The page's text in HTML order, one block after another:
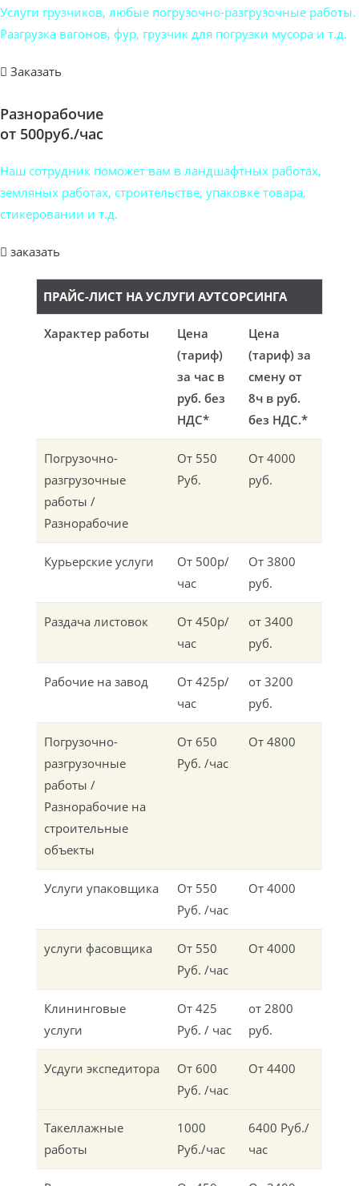
Услуги грузчиков, любые погрузочно-разгрузочные работы.
Разгрузка вагонов, фур, грузчик для погрузки мусора и т.д.
Заказать
Разнорабочие
от 500руб./час
Наш сотрудник поможет вам в ландшафтных работах,
земляных работах, строительстве, упаковке товара,
стикеровании и т.д.
заказать
ПРАЙС-ЛИСТ НА УСЛУГИ АУТСОРСИНГА
Характер работы
Цена
(тариф)
за час в
руб. без
НДС*
Цена
(тариф) за
смену от
8ч в руб.
без НДС.*
Погрузочно-
разгрузочные
работы /
Разнорабочие
От 550
Руб.
От 4000
руб.
Курьерские услуги
От 500р/
час
От 3800
руб.
Раздача листовок
От 450р/
час
от 3400
руб.
Рабочие на завод
От 425р/
час
от 3200
руб.
Погрузочно-
разгрузочные
работы /
Разнорабочие на
строительные
объекты
От 650
Руб. /час
От 4800
Услуги упаковщика
От 550
Руб. /час
От 4000
услуги фасовщика
От 550
Руб. /час
От 4000
Клининговые
услуги
От 425
Руб. / час
от 2800
руб.
Усдуги экспедитора
От 600
Руб. /час
От 4400
Такеллажные
работы
1000
Руб./час
6400 Руб./
час